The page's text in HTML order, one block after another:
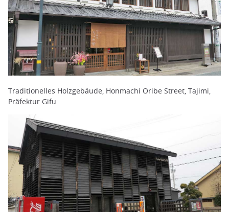
Traditionelles Holzgebäude, Honmachi Oribe Street, Tajimi,
Präfektur Gifu